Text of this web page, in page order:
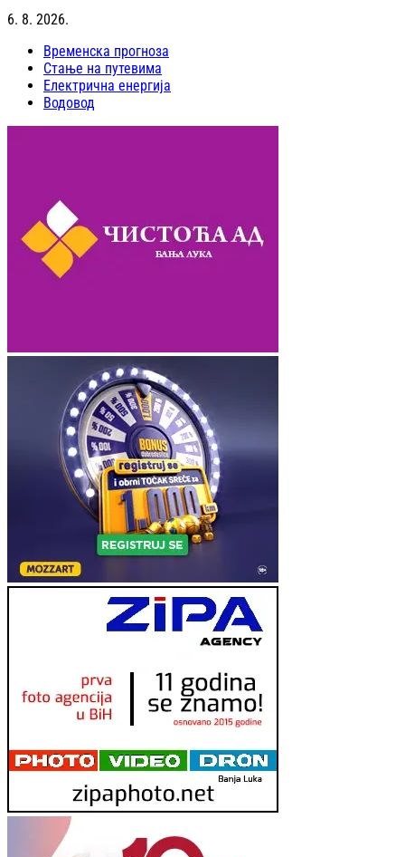
6. 8. 2026.
Временска прогноза
Стање на путевима
Електрична енергија
Водовод